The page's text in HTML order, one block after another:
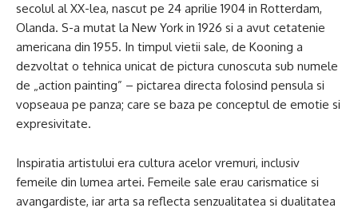
secolul al XX-lea, nascut pe 24 aprilie 1904 in Rotterdam,
Olanda. S-a mutat la New York in 1926 si a avut cetatenie
americana din 1955. In timpul vietii sale, de Kooning a
dezvoltat o tehnica unicat de pictura cunoscuta sub numele
de „action painting” – pictarea directa folosind pensula si
vopseaua pe panza; care se baza pe conceptul de emotie si
expresivitate.
Inspiratia artistului era cultura acelor vremuri, inclusiv
femeile din lumea artei. Femeile sale erau carismatice si
avangardiste, iar arta sa reflecta senzualitatea si dualitatea